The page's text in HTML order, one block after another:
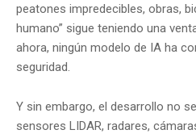
peatones impredecibles, obras,
humano” sigue teniendo una
ahora, ningún modelo de IA ha
seguridad.
Y sin embargo, el desarrollo no
sensores LIDAR, radares,